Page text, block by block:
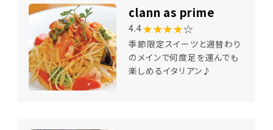
clann as prime
4.4★★★★☆
季節限定スイーツと週替わり
のメインで何度足を運んでも
楽しめるイタリアン♪